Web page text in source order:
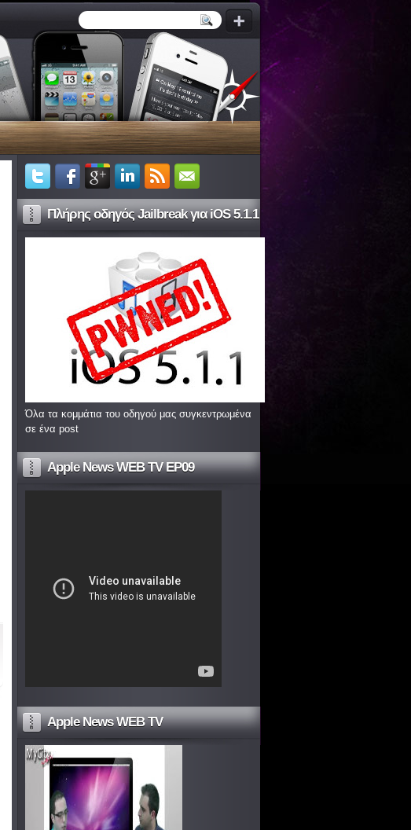
Πλήρης οδηγός Jailbreak για iOS 5.1.1
Όλα τα κομμάτια του οδηγού μας συγκεντρωμένα
σε ένα post
Apple News WEB TV EP09
Apple News WEB TV